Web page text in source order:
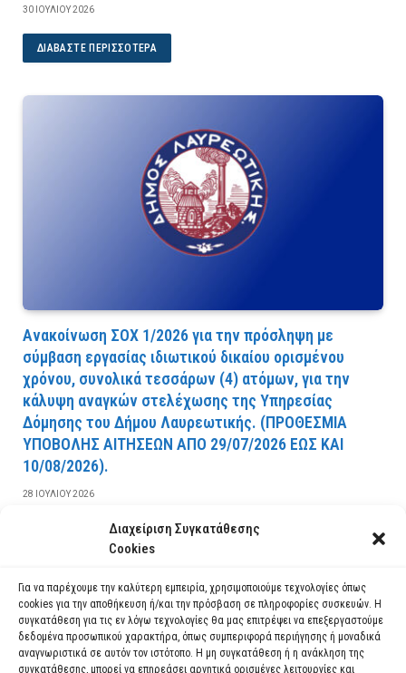
Διαχείριση Συγκατάθεσης
Cookies
Για να παρέχουμε την καλύτερη εμπειρία, χρησιμοποιούμε τεχνολογίες όπως
cookies για την αποθήκευση ή/και την πρόσβαση σε πληροφορίες συσκευών. Η
συγκατάθεση για τις εν λόγω τεχνολογίες θα μας επιτρέψει να επεξεργαστούμε
δεδομένα προσωπικού χαρακτήρα, όπως συμπεριφορά περιήγησης ή μοναδικά
αναγνωριστικά σε αυτόν τον ιστότοπο. Η μη συγκατάθεση ή η ανάκληση της
συγκατάθεσης, μπορεί να επηρεάσει αρνητικά ορισμένες λειτουργίες και
30 ΙΟΥΛΊΟΥ 2026
ΔΙΑΒΆΣΤΕ ΠΕΡΙΣΣΌΤΕΡΑ
Ανακοίνωση ΣΟΧ 1/2026 για την πρόσληψη με
σύμβαση εργασίας ιδιωτικού δικαίου ορισμένου
χρόνου, συνολικά τεσσάρων (4) ατόμων, για την
κάλυψη αναγκών στελέχωσης της Υπηρεσίας
Δόμησης του Δήμου Λαυρεωτικής. (ΠPOΘEΣMIA
YΠOBOΛHΣ AITHΣEΩN AΠO 29/07/2026 EΩΣ KAI
10/08/2026).
28 ΙΟΥΛΊΟΥ 2026
ΔΙΑΒΆΣΤΕ ΠΕΡΙΣΣΌΤΕΡΑ